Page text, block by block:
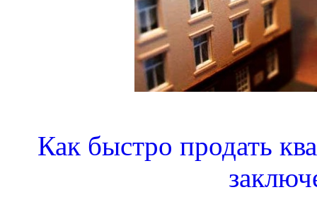
Как быстро продать